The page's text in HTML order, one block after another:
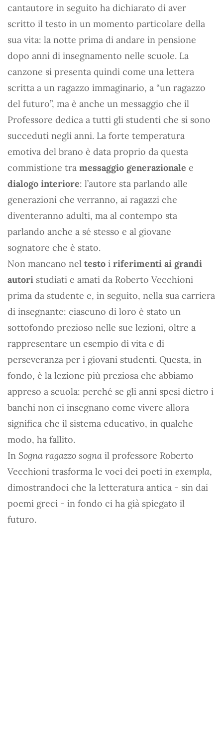
cantautore in seguito ha dichiarato di aver
scritto il testo in un momento particolare della
sua vita: la notte prima di andare in pensione
dopo anni di insegnamento nelle scuole. La
canzone si presenta quindi come una lettera
scritta a un ragazzo immaginario, a “un ragazzo
del futuro”, ma è anche un messaggio che il
Professore dedica a tutti gli studenti che si sono
succeduti negli anni. La forte temperatura
emotiva del brano è data proprio da questa
commistione tra messaggio generazionale e
dialogo interiore: l’autore sta parlando alle
generazioni che verranno, ai ragazzi che
diventeranno adulti, ma al contempo sta
parlando anche a sé stesso e al giovane
sognatore che è stato.
Non mancano nel testo i riferimenti ai grandi
autori studiati e amati da Roberto Vecchioni
prima da studente e, in seguito, nella sua carriera
di insegnante: ciascuno di loro è stato un
sottofondo prezioso nelle sue lezioni, oltre a
rappresentare un esempio di vita e di
perseveranza per i giovani studenti. Questa, in
fondo, è la lezione più preziosa che abbiamo
appreso a scuola: perché se gli anni spesi dietro i
banchi non ci insegnano come vivere allora
significa che il sistema educativo, in qualche
modo, ha fallito.
In Sogna ragazzo sogna il professore Roberto
Vecchioni trasforma le voci dei poeti in exempla,
dimostrandoci che la letteratura antica - sin dai
poemi greci - in fondo ci ha già spiegato il
futuro.